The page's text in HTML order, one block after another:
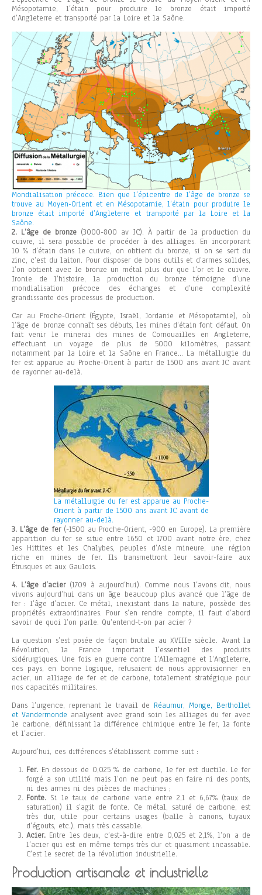
Mésopotamie, l’étain pour produire le bronze était importé
d’Angleterre et transporté par la Loire et la Saône.
Mondialisation précoce. Bien que l’épicentre de l’âge de bronze se
trouve au Moyen-Orient et en Mésopotamie, l’étain pour produire le
bronze était importé d’Angleterre et transporté par la Loire et la
Saône.
2. L’âge de bronze (3000-800 av JC). À partir de la production du
cuivre, il sera possible de procéder à des alliages. En incorporant
10 % d’étain dans le cuivre, on obtient du bronze, si on se sert du
zinc, c’est du laiton. Pour disposer de bons outils et d’armes solides,
l’on obtient avec le bronze un métal plus dur que l’or et le cuivre.
Ironie de l’histoire, la production du bronze témoigne d’une
mondialisation précoce des échanges et d’une complexité
grandissante des processus de production.
Car au Proche-Orient (Égypte, Israël, Jordanie et Mésopotamie), où
l’âge de bronze connaît ses débuts, les mines d’étain font défaut. On
fait venir le minerai des mines de Cornouailles en Angleterre,
effectuant un voyage de plus de 5000 kilomètres, passant
notamment par la Loire et la Saône en France… La métallurgie du
fer est apparue au Proche-Orient à partir de 1500 ans avant JC avant
de rayonner au-delà.
La métallurgie du fer est apparue au Proche-
Orient à partir de 1500 ans avant JC avant de
rayonner au-delà.
3. L’âge de fer(-1500 au Proche-Orient, -900 en Europe). La première
apparition du fer se situe entre 1650 et 1700 avant notre ère, chez
les Hittites et les Chalybes, peuples d’Asie mineure, une région
riche en mines de fer. Ils transmettront leur savoir-faire aux
Étrusques et aux Gaulois.
4. L’âge d’acier(1709 à aujourd’hui). Comme nous l’avons dit, nous
vivons aujourd’hui dans un âge beaucoup plus avancé que l’âge de
fer : l’âge d’acier. Ce métal, inexistant dans la nature, possède des
propriétés extraordinaires. Pour s’en rendre compte, il faut d’abord
savoir de quoi l’on parle. Qu’entend-t-on par acier ?
La question s’est posée de façon brutale au XVIIIe siècle. Avant la
Révolution, la France importait l’essentiel des produits
sidérurgiques. Une fois en guerre contre l’Allemagne et l’Angleterre,
ces pays, en bonne logique, refusaient de nous approvisionner en
acier, un alliage de fer et de carbone, totalement stratégique pour
nos capacités militaires.
Dans l’urgence, reprenant le travail de Réaumur, Monge, Berthollet
et Vandermonde analysent avec grand soin les alliages du fer avec
le carbone, définissant la différence chimique entre le fer, la fonte
et l’acier.
Aujourd’hui, ces différences s’établissent comme suit :
Fer. En dessous de 0,025 % de carbone, le fer est ductile. Le fer
forgé a son utilité mais l’on ne peut pas en faire ni des ponts,
ni des armes ni des pièces de machines ;
Fonte. Si le taux de carbone varie entre 2,1 et 6,67% (taux de
saturation) il s’agit de fonte. Ce métal, saturé de carbone, est
très dur, utile pour certains usages (balle à canons, tuyaux
d’égouts, etc.), mais très cassable.
Acier. Entre les deux, c’est-à-dire entre 0,025 et 2,1%, l’on a de
l’acier qui est en même temps très dur et quasiment incassable.
C’est le secret de la révolution industrielle.
Production artisanale et industrielle